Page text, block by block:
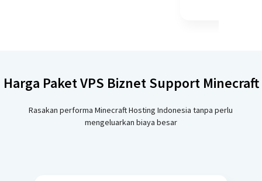
Harga Paket VPS Biznet Support Minecraft
Rasakan performa Minecraft Hosting Indonesia tanpa perlu
mengeluarkan biaya besar